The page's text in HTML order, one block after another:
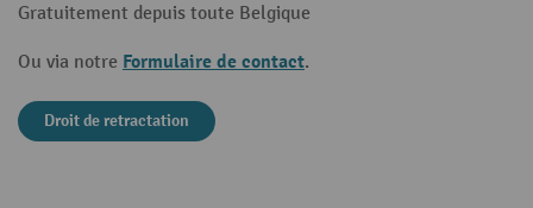
Gratuitement depuis toute Belgique
Ou via notre Formulaire de contact.
Droit de retractation